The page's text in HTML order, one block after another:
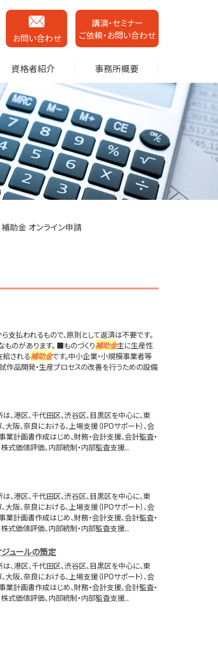
お問い合わせ
講演・セミナー
ご依頼・お問い合わせ
資格者紹介 事務所概要
補助金 オンライン申請
支払われるもので、原則として返済は不要です。
ものがあります。 ■ものづくり補助金主に生産性
される補助金です。中小企業・小規模事業者等
作品開発・生産プロセスの改善を行うための設備
港区、千代田区、渋谷区、目黒区を中心に、東
大阪、奈良における、上場支援（IPOサポート）、会
業計画書作成はじめ、財務・会計支援、会計監査・
株式価値評価、内部統制・内部監査支援...
港区、千代田区、渋谷区、目黒区を中心に、東
大阪、奈良における、上場支援（IPOサポート）、会
業計画書作成はじめ、財務・会計支援、会計監査・
株式価値評価、内部統制・内部監査支援...
ュールの策定
港区、千代田区、渋谷区、目黒区を中心に、東
大阪、奈良における、上場支援（IPOサポート）、会
業計画書作成はじめ、財務・会計支援、会計監査・
株式価値評価、内部統制・内部監査支援...